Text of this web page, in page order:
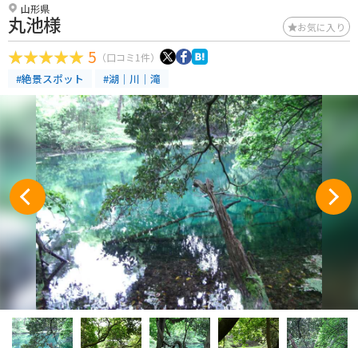
山形県
丸池様 お気に入り
5 （口コミ1件）
#絶景スポット #湖｜川｜滝